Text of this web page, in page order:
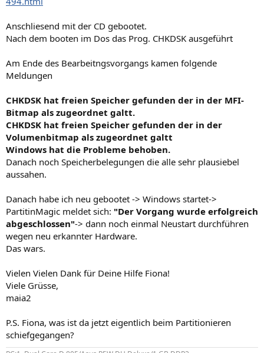
Anschliesend mit der CD gebootet.
Nach dem booten im Dos das Prog. CHKDSK ausgeführt
Am Ende des Bearbeitngsvorgangs kamen folgende
Meldungen
CHKDSK hat freien Speicher gefunden der in der MFI-
Bitmap als zugeordnet galtt.
CHKDSK hat freien Speicher gefunden der in der
Volumenbitmap als zugeordnet galtt
Windows hat die Probleme behoben.
Danach noch Speicherbelegungen die alle sehr plausiebel
aussahen.
Danach habe ich neu gebootet -> Windows startet->
PartitinMagic meldet sich: "Der Vorgang wurde erfolgreich
abgeschlossen"-> dann noch einmal Neustart durchführen
wegen neu erkannter Hardware.
Das wars.
Vielen Vielen Dank für Deine Hilfe Fiona!
Viele Grüsse,
maia2
P.S. Fiona, was ist da jetzt eigentlich beim Partitionieren
schiefgegangen?